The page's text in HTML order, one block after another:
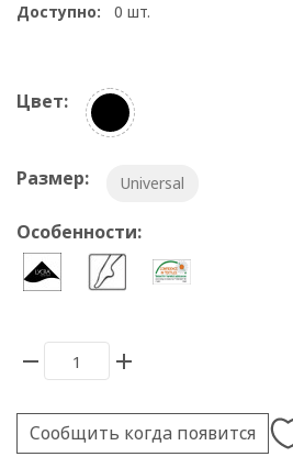
Доступно:
0 шт.
Цвет:
Размер: Universal
Особенности:
Сообщить когда появится